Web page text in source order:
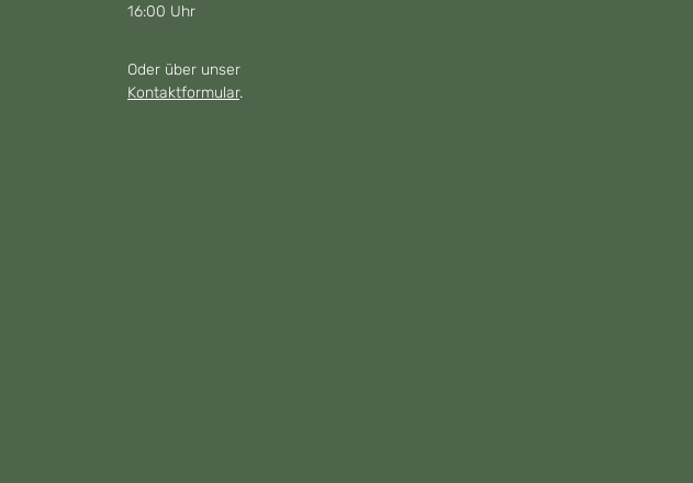
16:00 Uhr
Oder über unser
Kontaktformular.